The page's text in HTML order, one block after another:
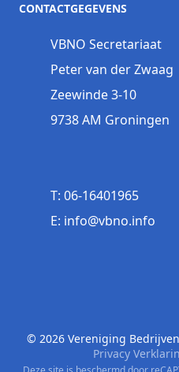
CONTACTGEGEVENS
VBNO Secretariaat
Peter van der Zwaag
Zeewinde 3-10
9738 AM Groningen
T: 06-16401965
E: info@vbno.info
© 2026 Vereniging
Privacy